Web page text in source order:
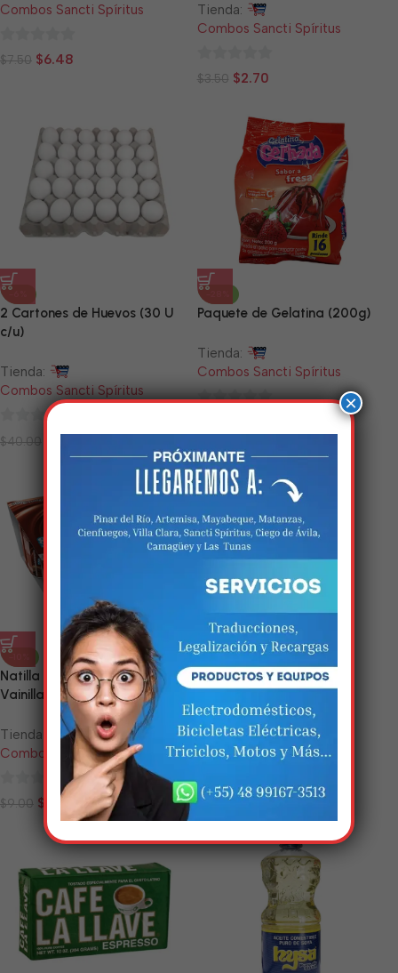
Combos Sancti Spíritus
0
$7.50 $6.48
Tienda:
Combos Sancti Spíritus
0
$3.50 $2.70
2 Cartones de Huevos (30 U
c/u)
Tienda:
Combos Sancti Spíritus
0
$40.00
Paquete de Gelatina (200g)
Tienda:
Combos Sancti Spíritus
de
5
Natilla de Chocolate y/o
Vainilla
Tienda:
Combos Sancti Spíritus
0
$9.00 $ 8.10
Paquete de Chocolate en
Polvo (Choco Fiñe)
Tienda:
Combos Sancti Spíritus
0
de
5
$6.00 $5.40
×
Estamos trabalhando
nisso!
Em breve, esta página estará
disponível com novidades
incríveis. Agradecemos pela
paciência e compreensão.